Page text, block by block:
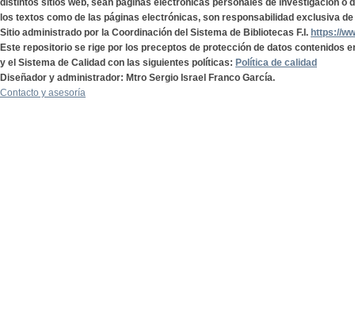
distintos sitios web, sean páginas electrónicas personales de investigación o
los textos como de las páginas electrónicas, son responsabilidad exclusiva
Sitio administrado por la Coordinación del Sistema de Bibliotecas F.I. https://
Este repositorio se rige por los preceptos de protección de datos contenidos
y el Sistema de Calidad con las siguientes políticas: Política de calidad
Diseñador y administrador: Mtro Sergio Israel Franco García.
Contacto y asesoría